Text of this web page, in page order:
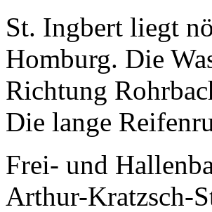
St. Ingbert liegt
Homburg. Die
Richtung
Die lange
Frei- und
Arthur-Kratzsch-